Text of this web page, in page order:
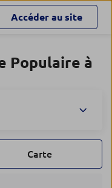
Accéder au site
Populaire à
Carte